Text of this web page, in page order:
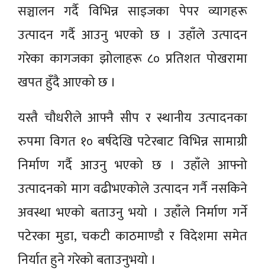
सञ्चालन गर्दै विभिन्न साइजका पेपर व्यागहरू
उत्पादन गर्दै आउनु भएको छ । उहाँले उत्पादन
गरेका कागजका झोलाहरू ८० प्रतिशत पोखरामा
खपत हुँदै आएको छ ।
यस्तै चौधरीले आफ्नै सीप र स्थानीय उत्पादनका
रुपमा विगत १० बर्षदेखि पटेरबाट विभिन्न सामाग्री
निर्माण गर्दै आउनु भएको छ । उहाँले आफ्नो
उत्पादनको माग वढीभएकोले उत्पादन गर्नै नसकिने
अवस्था भएको बताउनु भयो । उहाँले निर्माण गर्ने
पटेरका मुडा, चकटी काठमाण्डौ र विदेशमा समेत
निर्यात हुने गरेको बताउनुभयो ।